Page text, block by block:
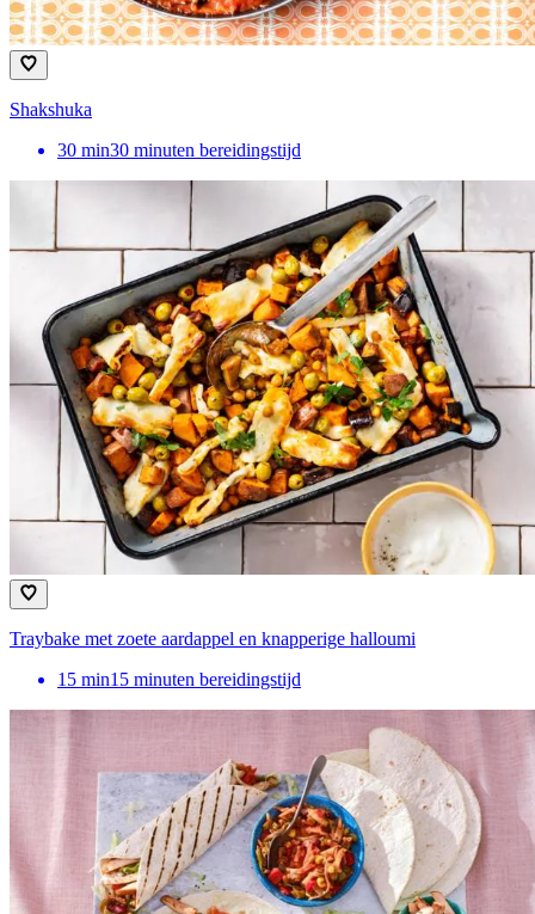
Shakshuka
30 min30 minuten bereidingstijd
Traybake met zoete aardappel en knapperige halloumi
15 min15 minuten bereidingstijd